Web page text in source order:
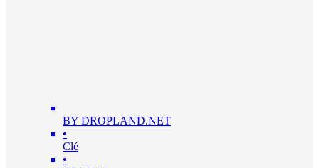
BY DROPLAND.NET
•
Clé
•